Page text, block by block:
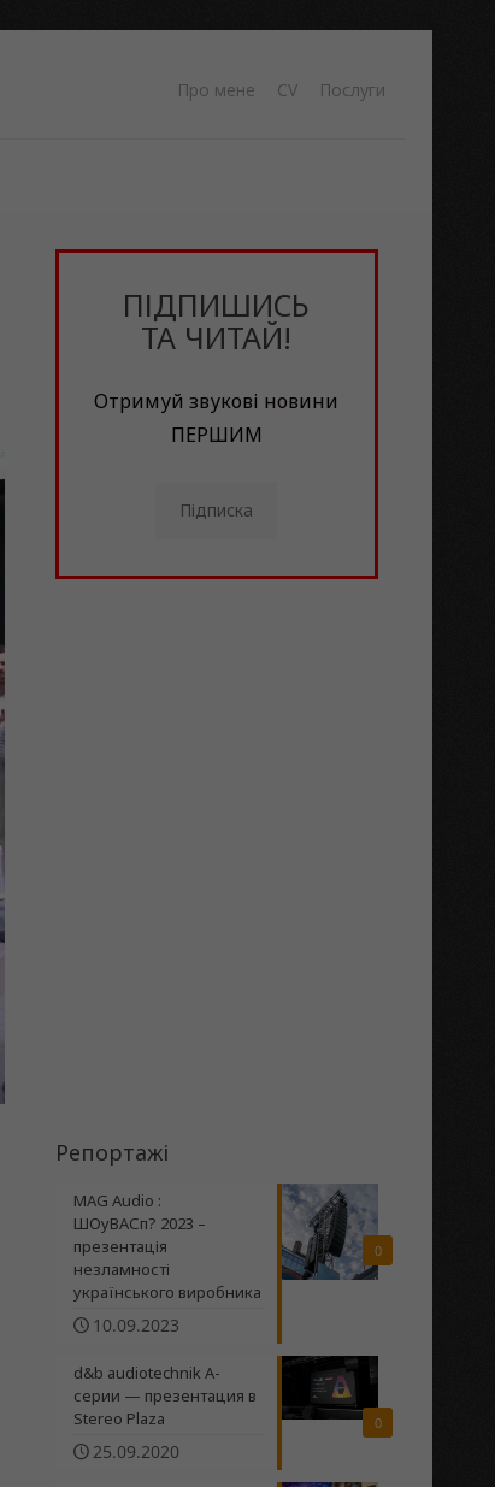
Про мене CV Послуги
ПІДПИШИСЬ
ТА ЧИТАЙ!
Отримуй звукові новини
ПЕРШИМ
Підписка
Репортажі
0
MAG Audio :
ШОуВАСп? 2023 –
презентація
незламності
українського виробника
10.09.2023
0
d&b audiotechnik A-
серии — презентация в
Stereo Plaza
25.09.2020